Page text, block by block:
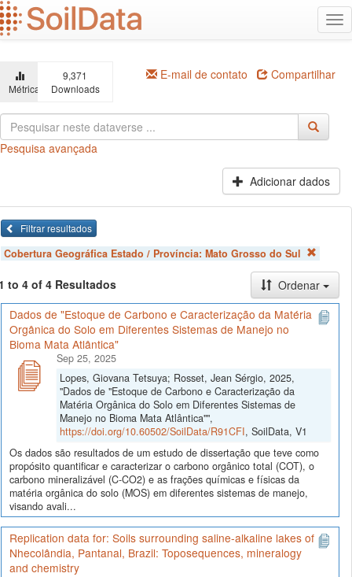
Ir
para
o
principal
Métricas
9,371
Downloads
E-mail de contato Compartilhar
Pesquisa avançada
Adicionar dados
Filtrar resultados
Cobertura Geográfica Estado / Província: Mato Grosso do Sul
to 4 of 4 Resultados
Ordenar
Dados de "Estoque de Carbono e Caracterização da Matéria
Orgânica do Solo em Diferentes Sistemas de Manejo no
Bioma Mata Atlântica"
Sep 25, 2025
Lopes, Giovana Tetsuya; Rosset, Jean Sérgio, 2025,
"Dados de "Estoque de Carbono e Caracterização da
Matéria Orgânica do Solo em Diferentes Sistemas de
Manejo no Bioma Mata Atlântica"",
https://doi.org/10.60502/SoilData/R91CFI, SoilData, V1
Os dados são resultados de um estudo de dissertação que teve como
propósito quantificar e caracterizar o carbono orgânico total (COT), o
carbono mineralizável (C-CO2) e as frações químicas e físicas da
matéria orgânica do solo (MOS) em diferentes sistemas de manejo,
visando avali...
Replication data for: Soils surrounding saline-alkaline lakes of
Nhecolândia, Pantanal, Brazil: Toposequences, mineralogy
and chemistry